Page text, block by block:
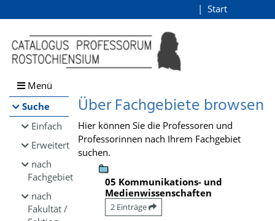
Browsen
direkt zum Inhalt
Start
Menü
Suche
Einfach
Erweitert
nach
Fachgebiet
nach
Fakultät /
Über Fachgebiete browsen
Hier können Sie die Professoren und
Professorinnen nach Ihrem Fachgebiet
suchen.
05 Kommunikations- und
Medienwissenschaften
2 Einträge